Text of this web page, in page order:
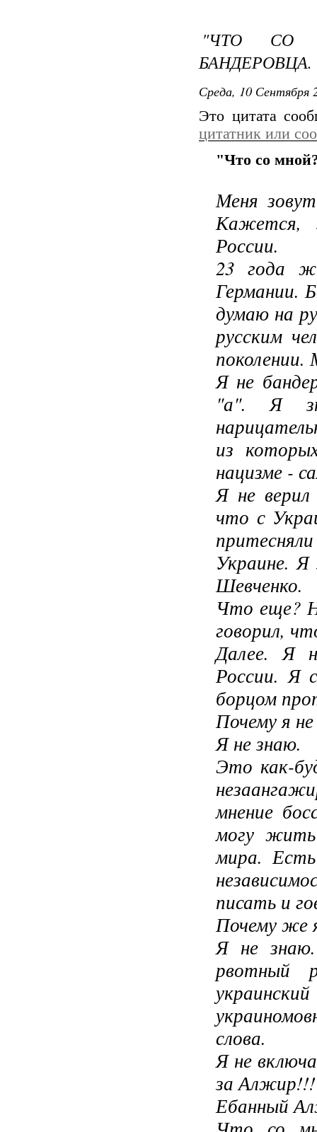
"ЧТО СО
БАНДЕРОВЦА.
Среда, 10 Сентября
Это цитата
цитатник или
"Что со
Меня
Кажется,
России.
23 года
Германии.
думаю на
русским
поколении.
Я не
"а". Я
из
нацизме -
Я не
что с
Украине.
Шевченко.
Что еще?
говорил,
Далее. Я
России. Я
борцом
Почему я
Я не знаю.
Это как-
мнение
могу
мира.
писать и
Почему же
Я не
рвотный
слова.
Я не
за Алжир!!!
Ебанный